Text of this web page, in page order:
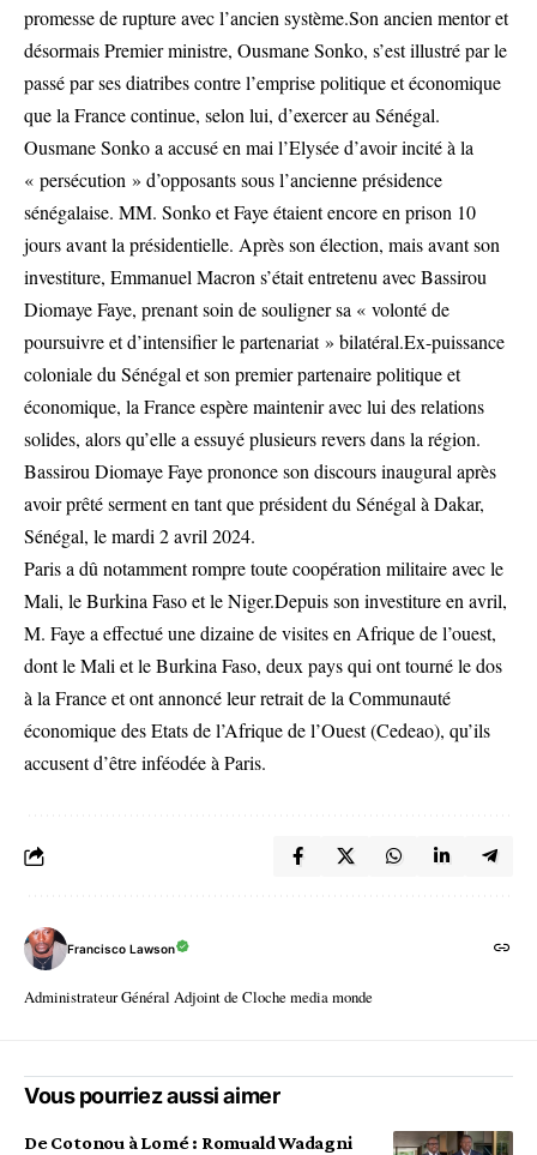
promesse de rupture avec l’ancien système.Son ancien mentor et
désormais Premier ministre, Ousmane Sonko, s’est illustré par le
passé par ses diatribes contre l’emprise politique et économique
que la France continue, selon lui, d’exercer au Sénégal.
Ousmane Sonko a accusé en mai l’Elysée d’avoir incité à la
« persécution » d’opposants sous l’ancienne présidence
sénégalaise. MM. Sonko et Faye étaient encore en prison 10
jours avant la présidentielle. Après son élection, mais avant son
investiture, Emmanuel Macron s’était entretenu avec Bassirou
Diomaye Faye, prenant soin de souligner sa « volonté de
poursuivre et d’intensifier le partenariat » bilatéral.Ex-puissance
coloniale du Sénégal et son premier partenaire politique et
économique, la France espère maintenir avec lui des relations
solides, alors qu’elle a essuyé plusieurs revers dans la région.
Bassirou Diomaye Faye prononce son discours inaugural après
avoir prêté serment en tant que président du Sénégal à Dakar,
Sénégal, le mardi 2 avril 2024.
Paris a dû notamment rompre toute coopération militaire avec le
Mali, le Burkina Faso et le Niger.Depuis son investiture en avril,
M. Faye a effectué une dizaine de visites en Afrique de l’ouest,
dont le Mali et le Burkina Faso, deux pays qui ont tourné le dos
à la France et ont annoncé leur retrait de la Communauté
économique des Etats de l’Afrique de l’Ouest (Cedeao), qu’ils
accusent d’être inféodée à Paris.
Francisco Lawson
Administrateur Général Adjoint de Cloche media monde
Vous pourriez aussi aimer
De Cotonou à Lomé : Romuald Wadagni